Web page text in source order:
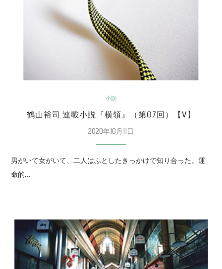
小説
鶴山裕司 連載小説『横領』（第07回）【V】
2020年10月11日
男がいて女がいて、二人はふとしたきっかけで知り合った。運
命的…